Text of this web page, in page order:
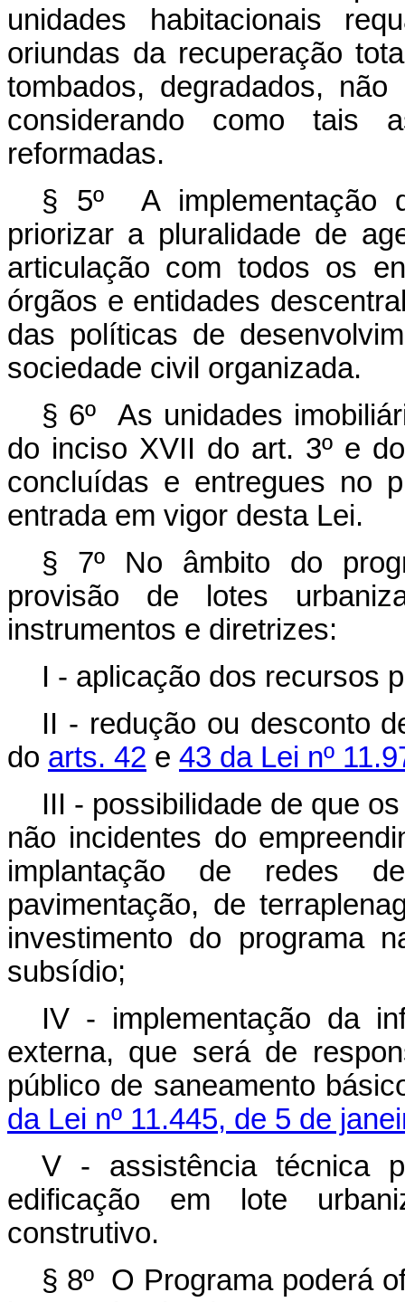
unidades habitacionais
oriundas da recuperação
tombados, degradados,
considerando como tais
reformadas.
§ 5º A implementação
priorizar a pluralidade de
articulação com todos os
órgãos e entidades
das políticas de
sociedade civil organizada.
§ 6º As unidades
do inciso XVII do art. 3º e
concluídas e entregues no
entrada em vigor desta Lei.
§ 7º No âmbito do
provisão de lotes
instrumentos e diretrizes:
I - aplicação dos recursos
II - redução ou desconto
do arts. 42 e 43 da Lei nº
III - possibilidade de que
não incidentes do
implantação de redes
pavimentação, de
investimento do programa
subsídio;
IV - implementação da
externa, que será de
público de saneamento
da Lei nº 11.445, de 5 de
V - assistência técnica
edificação em lote
construtivo.
§ 8º O Programa poderá